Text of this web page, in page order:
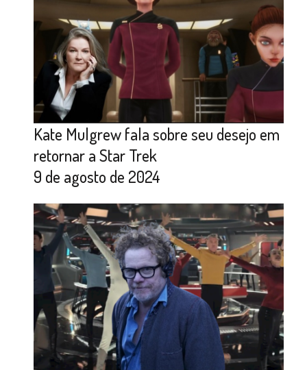
Kate Mulgrew fala sobre seu desejo em
retornar a Star Trek
9 de agosto de 2024